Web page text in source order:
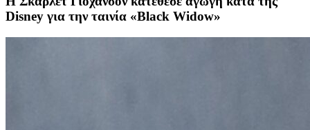
Disney για την ταινία «Black Widow»